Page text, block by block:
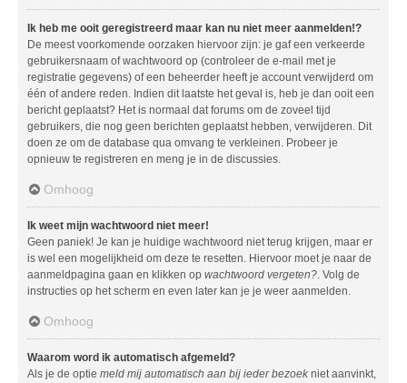
Ik heb me ooit geregistreerd maar kan nu niet meer aanmelden!?
De meest voorkomende oorzaken hiervoor zijn: je gaf een verkeerde
gebruikersnaam of wachtwoord op (controleer de e-mail met je
registratie gegevens) of een beheerder heeft je account verwijderd om
één of andere reden. Indien dit laatste het geval is, heb je dan ooit een
bericht geplaatst? Het is normaal dat forums om de zoveel tijd
gebruikers, die nog geen berichten geplaatst hebben, verwijderen. Dit
doen ze om de database qua omvang te verkleinen. Probeer je
opnieuw te registreren en meng je in de discussies.
Omhoog
Ik weet mijn wachtwoord niet meer!
Geen paniek! Je kan je huidige wachtwoord niet terug krijgen, maar er
is wel een mogelijkheid om deze te resetten. Hiervoor moet je naar de
aanmeldpagina gaan en klikken op wachtwoord vergeten?. Volg de
instructies op het scherm en even later kan je je weer aanmelden.
Omhoog
Waarom word ik automatisch afgemeld?
Als je de optie meld mij automatisch aan bij ieder bezoek niet aanvinkt,